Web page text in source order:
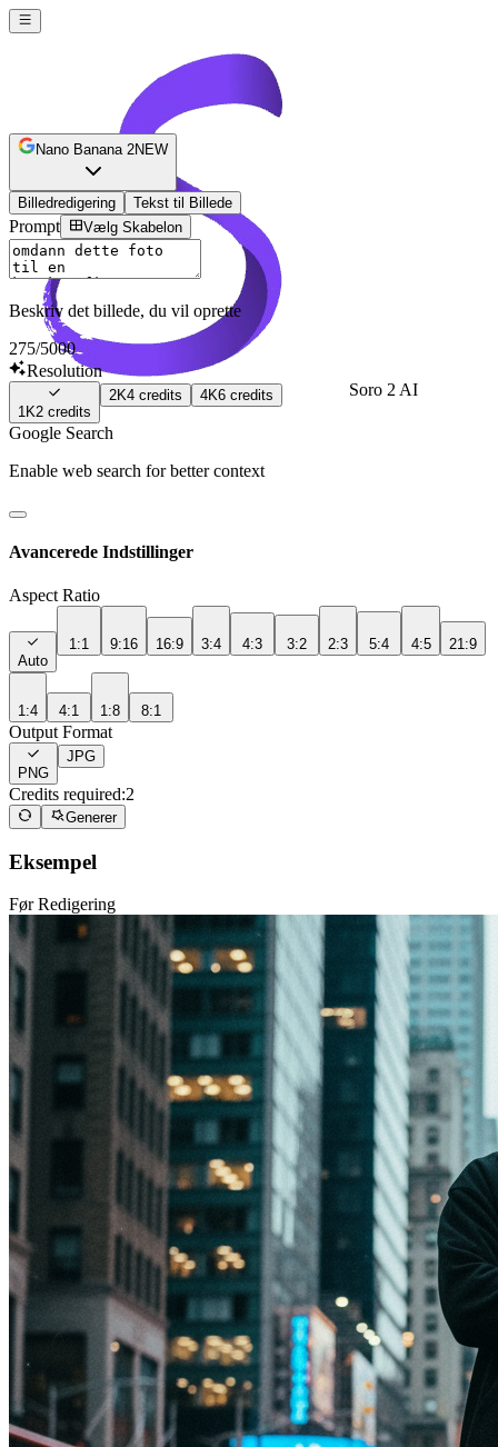
Soro 2 AI
Sign In
Nano Banana 2NEW
Billedredigering Tekst til Billede
Prompt Vælg Skabelon
Beskriv det billede, du vil oprette
275/5000
Resolution
1K2 credits
2K4 credits 4K6 credits
Google Search
Enable web search for better context
Avancerede Indstillinger
Aspect Ratio
Auto
1:1 9:16 16:9 3:4 4:3 3:2 2:3 5:4 4:5 21:9
1:4 4:1 1:8 8:1
Output Format
PNG
JPG
Credits required:2
Generer
Eksempel
Før Redigering